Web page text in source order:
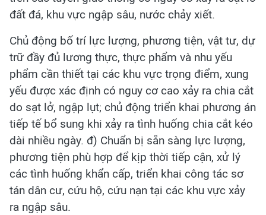
đất đá, khu vực ngập sâu, nước chảy xiết.
Chủ động bố trí lực lượng, phương tiện, vật tư, dự
trữ đầy đủ lương thực, thực phẩm và nhu yếu
phẩm cần thiết tại các khu vực trọng điểm, xung
yếu được xác định có nguy cơ cao xảy ra chia cắt
do sạt lở, ngập lụt; chủ động triển khai phương án
tiếp tế bổ sung khi xảy ra tình huống chia cắt kéo
dài nhiều ngày. đ) Chuẩn bị sẵn sàng lực lượng,
phương tiện phù hợp để kịp thời tiếp cận, xử lý
các tình huống khẩn cấp, triển khai công tác sơ
tán dân cư, cứu hộ, cứu nạn tại các khu vực xảy
ra ngập sâu.